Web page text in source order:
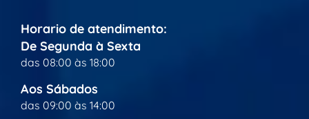
Horario de atendimento:
De Segunda à Sexta
das 08:00 às 18:00
Aos Sábados
das 09:00 às 14:00